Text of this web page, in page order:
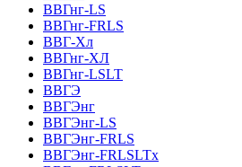
ВВГнг-LS
ВВГнг-FRLS
ВВГ-Хл
ВВГнг-ХЛ
ВВГнг-LSLT
ВВГЭ
ВВГЭнг
ВВГЭнг-LS
ВВГЭнг-FRLS
ВВГЭнг-FRLSLTх